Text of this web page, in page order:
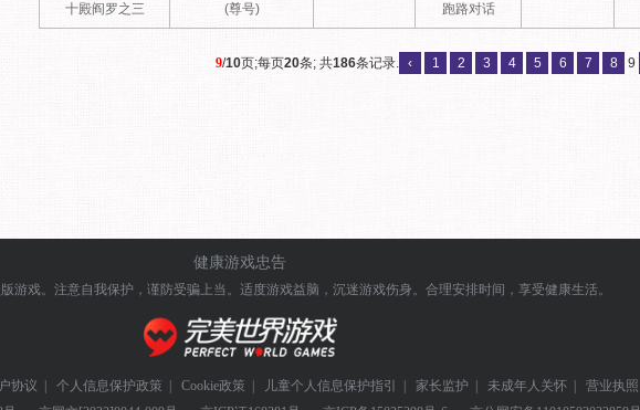
十殿阎罗之三 (尊号) 跑路对话
9/10页;每页20条; 共186条记录. ‹ 1 2 3 4 5 6 7 8 9
健康游戏忠告
游戏。注意自我保护，谨防受骗上当。 适度游戏益脑，沉迷游戏伤身。合理安排时间，享受健康生活。
协议 | 个人信息保护政策 | Cookie政策 | 儿童个人信息保护指引 | 家长监护 | 未成年人关怀 |
营业执照